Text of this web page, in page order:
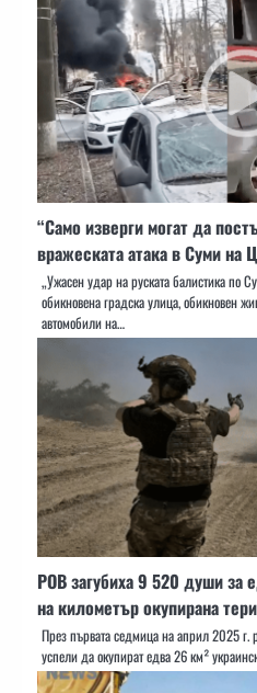
“Само изверги могат да
вражеската атака в Суми на
„Ужасен удар на руската балистика по
обикновена градска улица, обикновен
автомобили на…
РОВ загубиха 9 520 души за
на километър окупирана
През първата седмица на април 2025 г.
успели да окупират едва 26 км²